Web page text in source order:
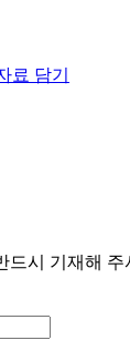
료 담기
드시 기재해 주